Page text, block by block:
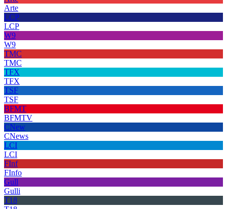
Arte
LCP
LCP
W9
W9
TMC
TMC
TFX
TFX
TSF
TSF
BFMT
BFMTV
CNew
CNews
LCI
LCI
FInf
FInfo
Gull
Gulli
T18